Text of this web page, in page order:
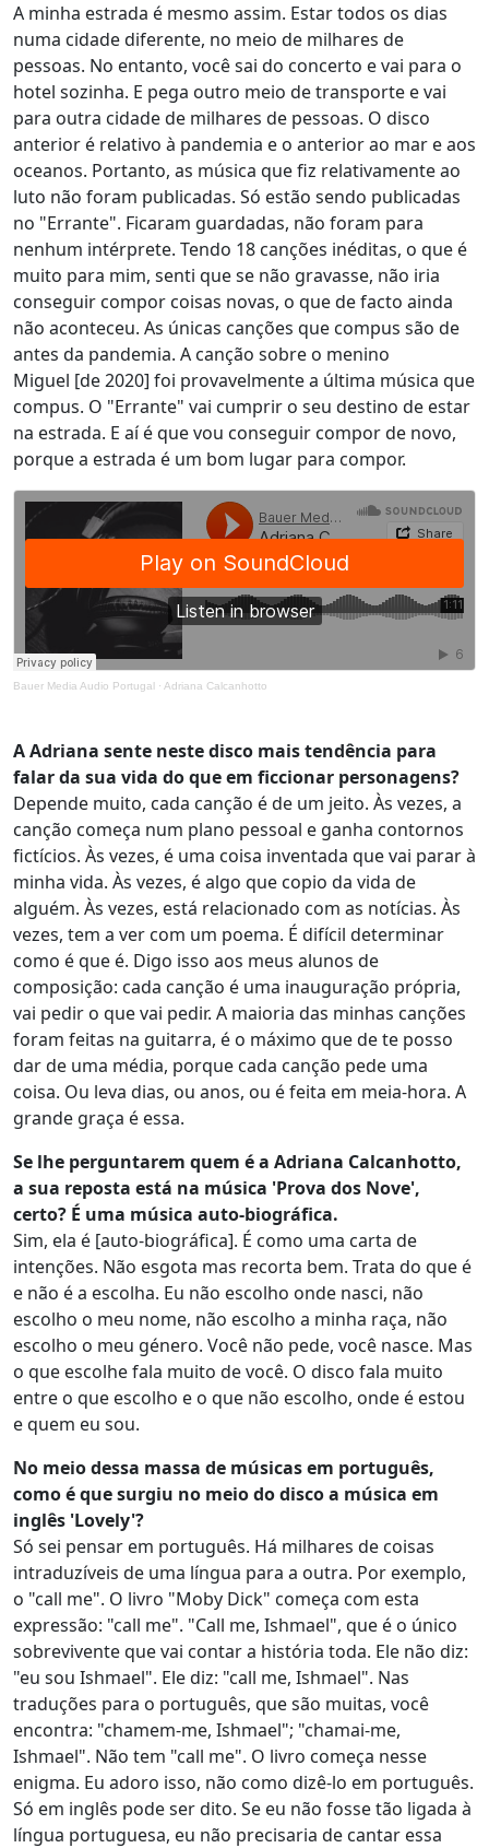
A minha estrada é mesmo assim. Estar todos os dias
numa cidade diferente, no meio de milhares de
pessoas. No entanto, você sai do concerto e vai para o
hotel sozinha. E pega outro meio de transporte e vai
para outra cidade de milhares de pessoas. O disco
anterior é relativo à pandemia e o anterior ao mar e aos
oceanos. Portanto, as música que fiz relativamente ao
luto não foram publicadas. Só estão sendo publicadas
no "Errante". Ficaram guardadas, não foram para
nenhum intérprete. Tendo 18 canções inéditas, o que é
muito para mim, senti que se não gravasse, não iria
conseguir compor coisas novas, o que de facto ainda
não aconteceu. As únicas canções que compus são de
antes da pandemia. A canção sobre o menino
Miguel [de 2020] foi provavelmente a última música que
compus. O "Errante" vai cumprir o seu destino de estar
na estrada. E aí é que vou conseguir compor de novo,
porque a estrada é um bom lugar para compor.
Bauer Media Audio Portugal · Adriana Calcanhotto
A Adriana sente neste disco mais tendência para
falar da sua vida do que em ficcionar personagens?
Depende muito, cada canção é de um jeito. Às vezes, a
canção começa num plano pessoal e ganha contornos
fictícios. Às vezes, é uma coisa inventada que vai parar à
minha vida. Às vezes, é algo que copio da vida de
alguém. Às vezes, está relacionado com as notícias. Às
vezes, tem a ver com um poema. É difícil determinar
como é que é. Digo isso aos meus alunos de
composição: cada canção é uma inauguração própria,
vai pedir o que vai pedir. A maioria das minhas canções
foram feitas na guitarra, é o máximo que de te posso
dar de uma média, porque cada canção pede uma
coisa. Ou leva dias, ou anos, ou é feita em meia-hora. A
grande graça é essa.
Se lhe perguntarem quem é a Adriana Calcanhotto,
a sua reposta está na música 'Prova dos Nove',
certo? É uma música auto-biográfica.
Sim, ela é [auto-biográfica]. É como uma carta de
intenções. Não esgota mas recorta bem. Trata do que é
e não é a escolha. Eu não escolho onde nasci, não
escolho o meu nome, não escolho a minha raça, não
escolho o meu género. Você não pede, você nasce. Mas
o que escolhe fala muito de você. O disco fala muito
entre o que escolho e o que não escolho, onde é estou
e quem eu sou.
No meio dessa massa de músicas em português,
como é que surgiu no meio do disco a música em
inglês 'Lovely'?
Só sei pensar em português. Há milhares de coisas
intraduzíveis de uma língua para a outra. Por exemplo,
o "call me". O livro "Moby Dick" começa com esta
expressão: "call me". "Call me, Ishmael", que é o único
sobrevivente que vai contar a história toda. Ele não diz:
"eu sou Ishmael". Ele diz: "call me, Ishmael". Nas
traduções para o português, que são muitas, você
encontra: "chamem-me, Ishmael"; "chamai-me,
Ishmael". Não tem "call me". O livro começa nesse
enigma. Eu adoro isso, não como dizê-lo em português.
Só em inglês pode ser dito. Se eu não fosse tão ligada à
língua portuguesa, eu não precisaria de cantar essa